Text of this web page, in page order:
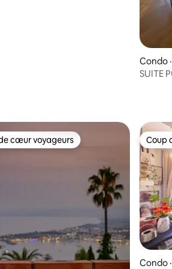
5, 219 commentaires
Condo
SUITE
5, 120 commentaires
cœur voyageurs parmi les plus aimés
cœur voyageurs Coup
Coup
Condo